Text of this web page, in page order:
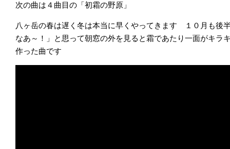
次の曲は４曲目の「初霜の野原」
八ヶ岳の春は遅く冬は本当に早くやってきます １０月も後
なあ～！」と思って朝窓の外を見ると霜であたり一面がキ
作った曲です